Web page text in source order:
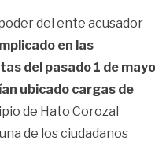
del ente acusador
en las
del pasado 1 de mayo
ubicado cargas de
de Hato Corozal
de los ciudadanos